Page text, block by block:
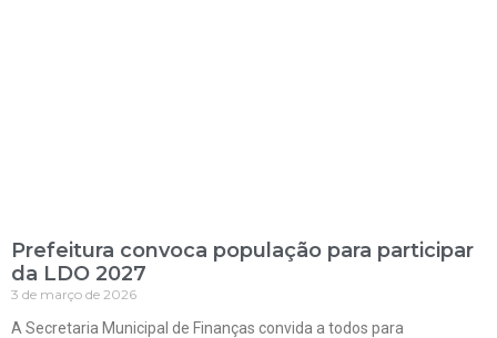
Prefeitura convoca população para participar
da LDO 2027
3 de março de 2026
A Secretaria Municipal de Finanças convida a todos para